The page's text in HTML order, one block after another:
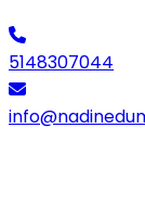
5148307044